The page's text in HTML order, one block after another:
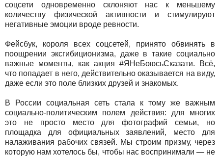
соцсети одновременно склоняют нас к меньшему
количеству физической активности и стимулируют
негативные эмоции вроде ревности.
Фейсбук, короля всех соцсетей, принято обвинять в
поощрении эксгибиционизма, даже в такие социально
важные моменты, как акция #ЯНеБоюсьСказати. Всё,
что попадает в него, действительно оказывается на виду,
даже если это поле близких друзей и знакомых.
В России социальная сеть стала к тому же важным
социально-политическим полем действия: для многих
это не просто место для фотографий семьи, но
площадка для официальных заявлений, место для
налаживания рабочих связей. Мы строим призму, через
которую нам хотелось бы, чтобы нас воспринимали — не